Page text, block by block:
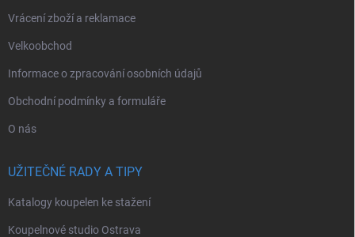
Vrácení zboží a reklamace
Velkoobchod
Informace o zpracování osobních údajů
Obchodní podmínky a formuláře
O nás
UŽITEČNÉ RADY A TIPY
Katalogy koupelen ke stažení
Koupelnové studio Ostrava